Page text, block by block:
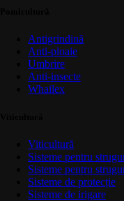
Antigrindină
Anti-ploaie
Umbrire
Anti-insecte
Whailex
Viticultură
Sisteme pentru
Sisteme pentru
Sisteme de protecție
Sisteme de irigare